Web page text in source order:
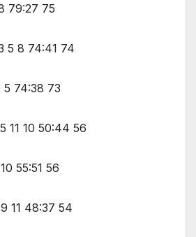
79:27 75
5 8 74:41 74
5 74:38 73
11 10 50:44 56
55:51 56
11 48:37 54